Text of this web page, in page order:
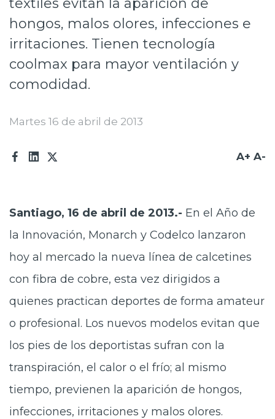
Acceso trabajadores/as
textiles evitan la aparición de
hongos, malos olores, infecciones e
irritaciones. Tienen tecnología
coolmax para mayor ventilación y
comodidad.
Martes 16 de abril de 2013
A+ A-
Santiago, 16 de abril de 2013.- En el Año de
la Innovación, Monarch y Codelco lanzaron
hoy al mercado la nueva línea de calcetines
con fibra de cobre, esta vez dirigidos a
quienes practican deportes de forma amateur
o profesional. Los nuevos modelos evitan que
los pies de los deportistas sufran con la
transpiración, el calor o el frío; al mismo
tiempo, previenen la aparición de hongos,
infecciones, irritaciones y malos olores.